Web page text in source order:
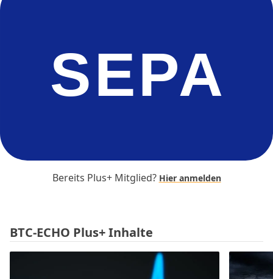
SEPA
Bereits Plus+ Mitglied? Hier anmelden
BTC-ECHO Plus+ Inhalte